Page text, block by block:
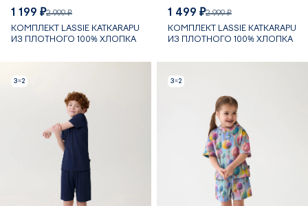
1 199 ₽2 999 ₽
КОМПЛЕКТ LASSIE KATKARAPU
ИЗ ПЛОТНОГО 100% ХЛОПКА
1 499 ₽2 999 ₽
КОМПЛЕКТ LASSIE KATKARAPU
ИЗ ПЛОТНОГО 100% ХЛОПКА
3=2 3=2